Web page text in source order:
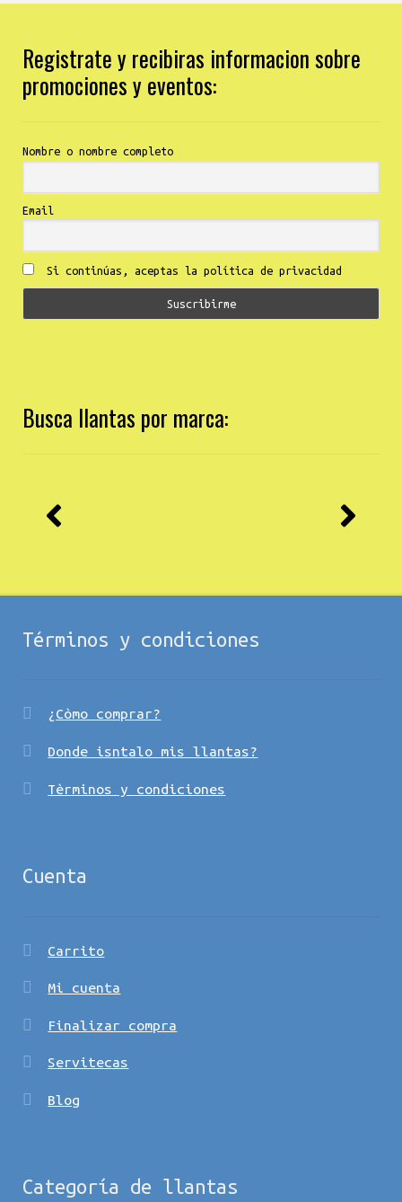
Registrate y recibiras informacion sobre
promociones y eventos:
Nombre o nombre completo
Email
Si continúas, aceptas la política de privacidad
Busca llantas por marca:
Términos y condiciones
¿Còmo comprar?
Donde isntalo mis llantas?
Tèrminos y condiciones
Cuenta
Carrito
Mi cuenta
Finalizar compra
Servitecas
Blog
Categoría de llantas